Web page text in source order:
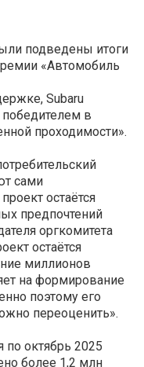
подведены итоги
«Автомобиль
Subaru
в
проходимости».
сами
остаётся
предпочтений
оргкомитета
остаётся
миллионов
на формирование
поэтому его
переоценить».
по октябрь 2025
более 1,2 млн